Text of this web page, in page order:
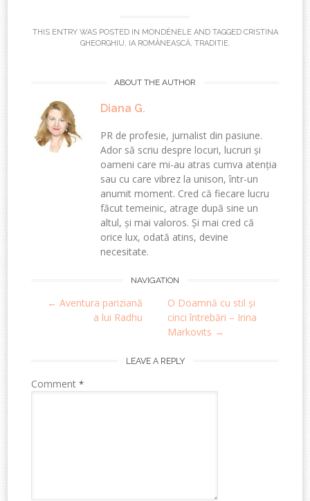
THIS ENTRY WAS POSTED IN MONDÈNELEAND TAGGED CRISTINA
GHEORGHIU, IA ROMÂNEASCĂ, TRADITIE.
ABOUT THE AUTHOR
Diana G.
PR de profesie, jurnalist din pasiune.
Ador să scriu despre locuri, lucruri și
oameni care mi-au atras cumva atenția
sau cu care vibrez la unison, într-un
anumit moment. Cred că fiecare lucru
făcut temeinic, atrage după sine un
altul, și mai valoros. Și mai cred că
orice lux, odată atins, devine
necesitate.
navigation
NAVIGATION
← Aventura pariziană
a lui Radhu
O Doamnă cu stil și
cinci întrebări – Irina
Markovits →
LEAVE A REPLY
Comment*